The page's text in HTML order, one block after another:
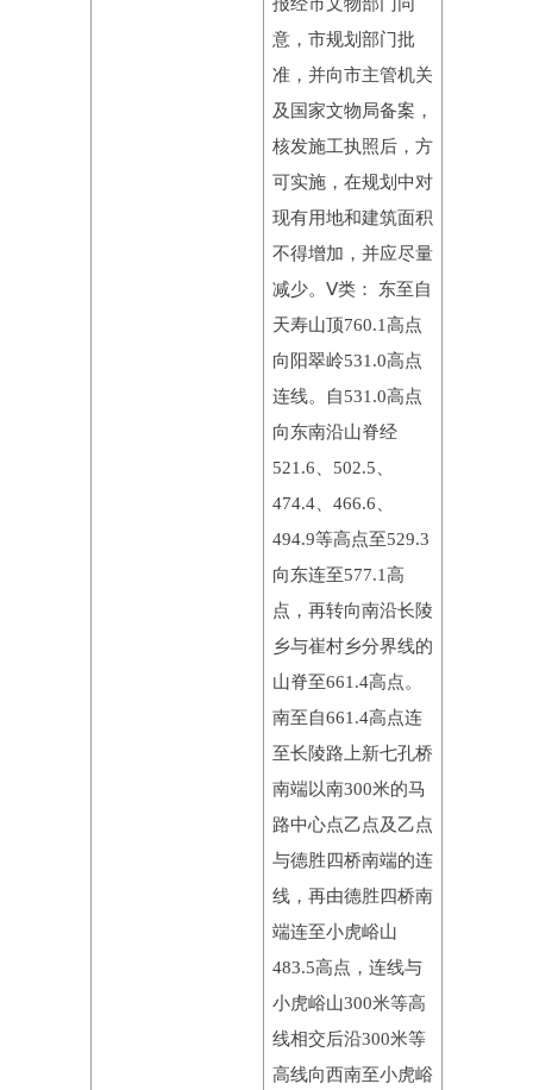
意，市规划部门批
准，并向市主管机关
及国家文物局备案，
核发施工执照后，方
可实施，在规划中对
现有用地和建筑面积
不得增加，并应尽量
减少。Ⅴ类： 东至自
天寿山顶760.1高点
向阳翠岭531.0高点
连线。自531.0高点
向东南沿山脊经
521.6、502.5、
474.4、466.6、
494.9等高点至529.3
向东连至577.1高
点，再转向南沿长陵
乡与崔村乡分界线的
山脊至661.4高点。
南至自661.4高点连
至长陵路上新七孔桥
南端以南300米的马
路中心点乙点及乙点
与德胜四桥南端的连
线，再由德胜四桥南
端连至小虎峪山
483.5高点，连线与
小虎峪山300米等高
线相交后沿300米等
高线向西南至小虎峪